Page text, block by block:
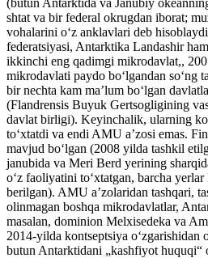
shtat va bir federal okrugdan iborat;
vohalarini oʻz anklavlari deb
federatsiyasi, Antarktika Landashir
ikkinchi eng qadimgi mikrodavlat,,
mikrodavlati paydo boʻlgandan soʻng
bir nechta kam maʼlum boʻlgan
(Flandrensis Buyuk Gertsogligining
davlat birligi). Keyinchalik, ularning
toʻxtatdi va endi AMU aʼzosi emas.
mavjud boʻlgan (2008 yilda tashkil
janubida va Meri Berd yerining
oʻz faoliyatini toʻxtatgan, barcha
berilgan). AMU aʼzolaridan tashqari,
olinmagan boshqa mikrodavlatlar,
masalan, dominion Melxisedeka va
2014-yilda kontseptsiya
butun Antarktidani „kashfiyot huquqi“